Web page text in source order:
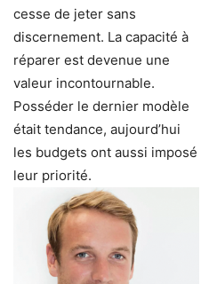
cesse de jeter sans
discernement. La capacité à
réparer est devenue une
valeur incontournable.
Posséder le dernier modèle
était tendance, aujourd’hui
les budgets ont aussi imposé
leur priorité.